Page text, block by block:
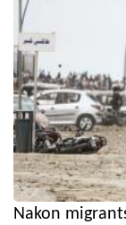
Nakon